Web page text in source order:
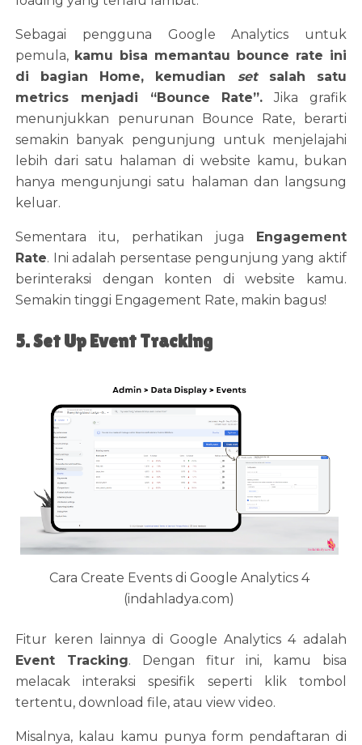
Sebagai pengguna Google Analytics untuk
pemula, kamu bisa memantau bounce rate ini
di bagian Home, kemudian setsalah satu
metrics menjadi “Bounce Rate”. Jika grafik
menunjukkan penurunan Bounce Rate, berarti
semakin banyak pengunjung untuk menjelajahi
lebih dari satu halaman di website kamu, bukan
hanya mengunjungi satu halaman dan langsung
keluar.
Sementara itu, perhatikan juga Engagement
Rate. Ini adalah persentase pengunjung yang aktif
berinteraksi dengan konten di website kamu.
Semakin tinggi Engagement Rate, makin bagus!
5. Set Up Event Tracking
Cara Create Events di Google Analytics 4
(indahladya.com)
Fitur keren lainnya di Google Analytics 4 adalah
Event Tracking. Dengan fitur ini, kamu bisa
melacak interaksi spesifik seperti klik tombol
tertentu, download file, atau view video.
Misalnya, kalau kamu punya form pendaftaran di